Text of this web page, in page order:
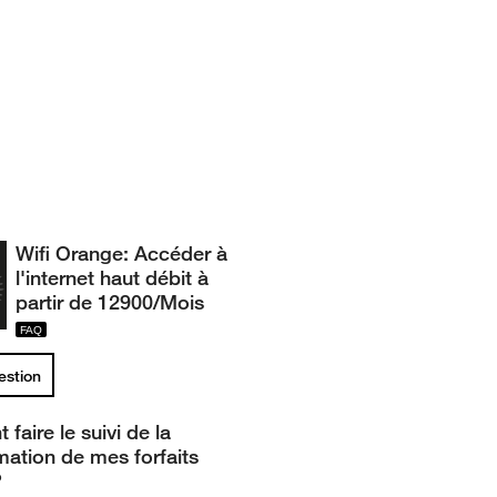
Wifi Orange: Accéder à
l'internet haut débit à
partir de 12900/Mois
faire le suivi de la
de mes forfaits